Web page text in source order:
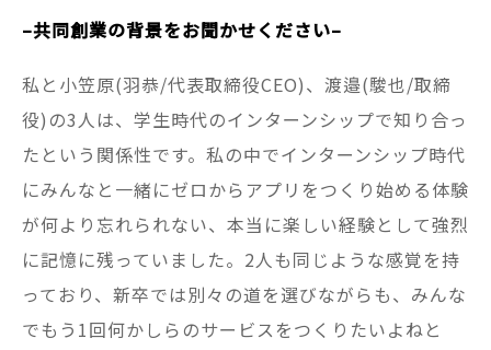
–共同創業の背景をお聞かせください–
私と小笠原(羽恭/代表取締役CEO)、渡邉(駿也/取締
役)の3人は、学生時代のインターンシップで知り合っ
たという関係性です。私の中でインターンシップ時代
にみんなと一緒にゼロからアプリをつくり始める体験
が何より忘れられない、本当に楽しい経験として強烈
に記憶に残っていました。2人も同じような感覚を持
っており、新卒では別々の道を選びながらも、みんな
でもう1回何かしらのサービスをつくりたいよねと